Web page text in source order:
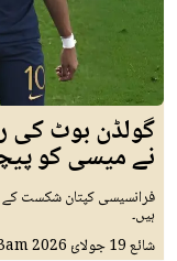
گولڈن بوٹ کی
نے میسی کو
فرانسیسی کپتان شکست کے
ہیں۔
شائع19 جولائ 2026